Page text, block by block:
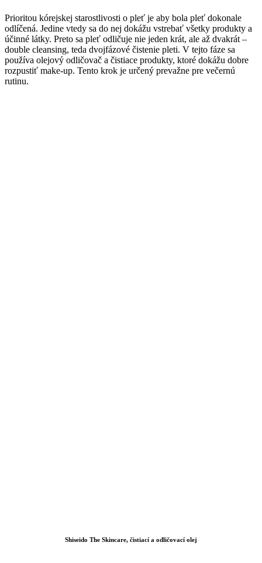
Prioritou kórejskej starostlivosti o pleť je aby bola pleť dokonale
odlíčená. Jedine vtedy sa do nej dokážu vstrebať všetky produkty a
účinné látky. Preto sa pleť odličuje nie jeden krát, ale až dvakrát –
double cleansing, teda dvojfázové čistenie pleti. V tejto fáze sa
používa olejový odličovač a čistiace produkty, ktoré dokážu dobre
rozpustiť make-up. Tento krok je určený prevažne pre večernú
rutinu.
Shiseido The Skincare, čistiací a odličovací olej